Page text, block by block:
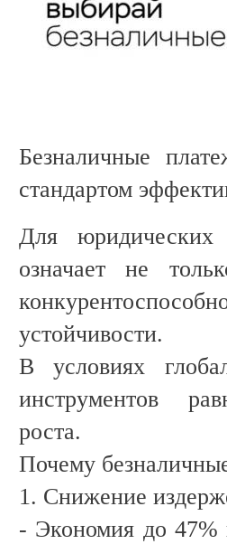
Безналичные
стандартом
Для юридических
означает не
устойчивости.
В условиях
инструментов
роста.
Почему
1. Снижение
- Экономия до 47%